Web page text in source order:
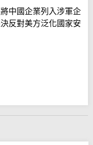
中國企業列入涉軍企
反對美方泛化國家安